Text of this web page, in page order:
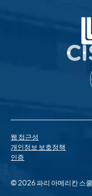
이 수업에서 학생들은
회가 직면한 실제 문제
용합니다. 학생들은 우
나 환경 문제를 탐구하
제를 정의하고, 해결책
을 돕고, 장애인을 돕고
히 커뮤니티 전체의
로토타입을 제작합니
밍 기술도 습득하고 개
글로벌 메이커 매시
일부에 집중하면서 비판
택하고 통합할 수 있습
터 프로그래밍에 대한
모바일 앱 프로그
이 과정에서는 안드로
기 위한 간단한 블록 기
로 유용하며 재미있는
할 수 있습니다. 학생들
테스트하게 됩니다.
로봇 공학
© 2026 파리 아메리칸 스쿨
웹 접근성
개인정보 보호정책
인증